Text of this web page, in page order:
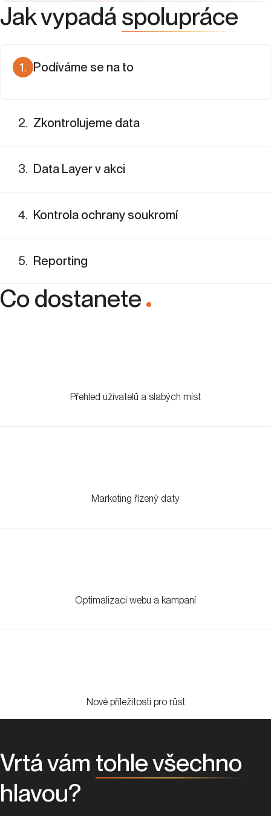
Jak vypadá spolupráce
1. Podíváme se na to
fungují a které je třeba doplnit.
2. Zkontrolujeme data
3. Data Layer v akci
4. Kontrola ochrany soukromí
5. Reporting
Co dostanete
.
Přehled uživatelů a slabých míst
Marketing řízený daty
Optimalizaci webu a kampaní
Nové příležitosti pro růst
Vrtá vám tohle všechno
hlavou?